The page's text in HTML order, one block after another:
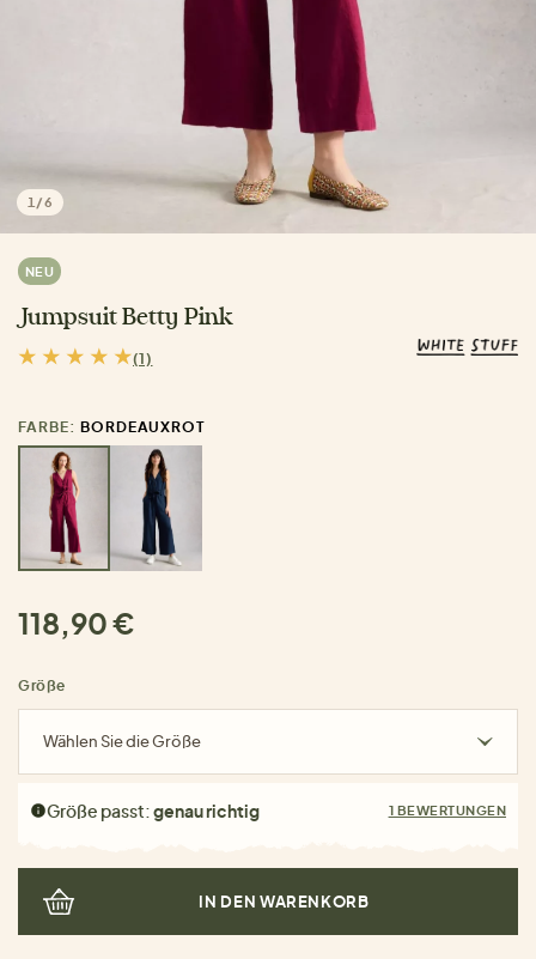
1 /6
NEU
Jumpsuit Betty Pink
(1)
FARBE: BORDEAUXROT
118,90 €
Größe
Wählen Sie die Größe
Größe passt:genau richtig 1 BEWERTUNGEN
IN DEN WARENKORB